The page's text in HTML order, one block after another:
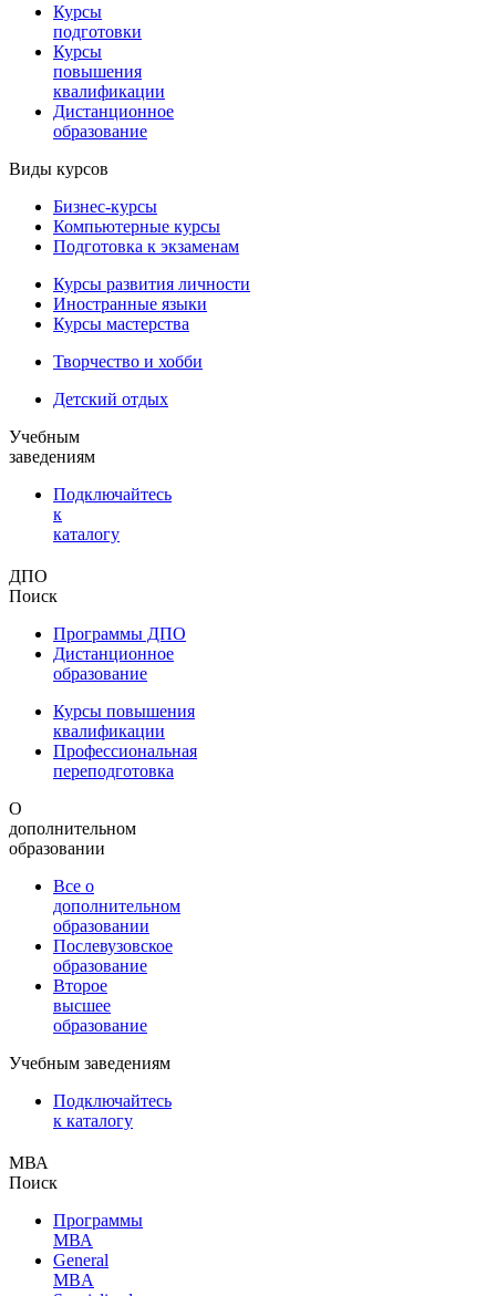
Курсы
подготовки
Курсы
повышения
квалификации
Дистанционное
образование
Виды курсов
Бизнес-курсы
Компьютерные курсы
Подготовка к экзаменам
Курсы развития личности
Иностранные языки
Курсы мастерства
Творчество и хобби
Детский отдых
Учебным
заведениям
Подключайтесь
к
каталогу
ДПО
Поиск
Программы ДПО
Дистанционное
образование
Курсы повышения
квалификации
Профессиональная
переподготовка
О
дополнительном
образовании
Все о
дополнительном
образовании
Послевузовское
образование
Второе
высшее
образование
Учебным заведениям
Подключайтесь
к каталогу
МВА
Поиск
Программы
МВА
General
MBA